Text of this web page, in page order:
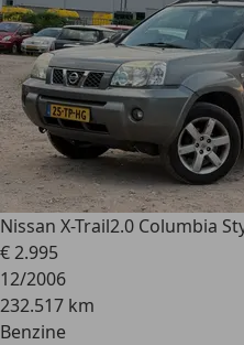
Nissan X-Trail2.0 Columbia
€ 2.995
12/2006
232.517 km
Benzine